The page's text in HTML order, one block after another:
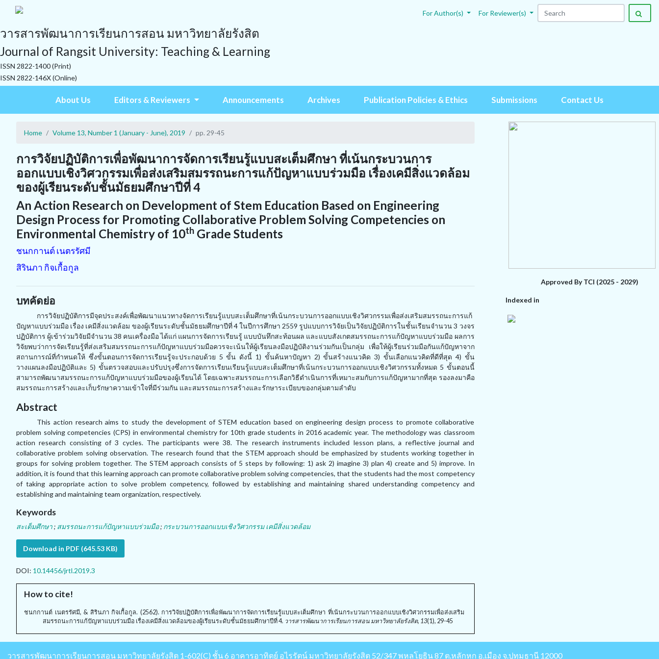
For Author(s) For Reviewer(s)
วารสารพัฒนาการเรียนการสอน มหาวิทยาลัยรังสิต
Journal of Rangsit University: Teaching & Learning
ISSN 2822-1400 (Print)
ISSN 2822-146X (Online)
About Us Editors & Reviewers Announcements Archives Publication Policies & Ethics Submissions Contact Us
Home Volume 13, Number 1 (January - June), 2019 pp. 29-45
การวิจัยปฏิบัติการเพื่อพัฒนาการจัดการเรียนรู้แบบสะเต็มศึกษา ที่เน้นกระบวนการ
ออกแบบเชิงวิศวกรรมเพื่อส่งเสริมสมรรถนะการแก้ปัญหาแบบร่วมมือ เรื่องเคมีสิ่งแวดล้อม
ของผู้เรียนระดับชั้นมัธยมศึกษาปีที่ 4
An Action Research on Development of Stem Education Based on Engineering
Design Process for Promoting Collaborative Problem Solving Competencies on
Environmental Chemistry of 10th Grade Students
ชนกกานต์ เนตรรัศมี
สิรินภา กิจเกื้อกูล
บทคัดย่อ
การวิจัยปฏิบัติการมีจุดประสงค์เพื่อพัฒนาแนวทางจัดการเรียนรู้แบบสะเต็มศึกษาที่เน้นกระบวนการออกแบบเชิงวิศวกรรมเพื่อส่งเสริมสมรรถนะการแก้
ปัญหาแบบร่วมมือ เรื่อง เคมีสิ่งแวดล้อม ของผู้เรียนระดับชั้นมัธยมศึกษาปีที่ 4 ในปีการศึกษา 2559 รูปแบบการวิจัยเป็นวิจัยปฏิบัติการในชั้นเรียนจำนวน 3 วงจร
ปฏิบัติการ ผู้เข้าร่วมวิจัยมีจำนวน 38 คนเครื่องมือ ได้แก่ แผนการจัดการเรียนรู้ แบบบันทึกสะท้อนผล และแบบสังเกตสมรรถนะการแก้ปัญหาแบบร่วมมือ ผลการ
วิจัยพบว่าการจัดเรียนรู้ที่ส่งเสริมสมรรถนะการแก้ปัญหาแบบร่วมมือควรจะเน้นให้ผู้เรียนลงมือปฏิบัติงานร่วมกันเป็นกลุ่ม เพื่อให้ผู้เรียนร่วมมือกันแก้ปัญหาจาก
สถานการณ์ที่กำหนดให้ ซึ่งขั้นตอนการจัดการเรียนรู้จะประกอบด้วย 5 ขั้น ดังนี้ 1) ขั้นค้นหาปัญหา 2) ขั้นสร้างแนวคิด 3) ขั้นเลือกแนวคิดที่ดีที่สุด 4) ขั้น
วางแผนลงมือปฏิบัติและ 5) ขั้นตรวจสอบและปรับปรุงซึ่งการจัดการเรียนเรียนรู้แบบสะเต็มศึกษาที่เน้นกระบวนการออกแบบเชิงวิศวกรรมทั้งหมด 5 ขั้นตอนนี้
สามารถพัฒนาสมรรถนะการแก้ปัญหาแบบร่วมมือของผู้เรียนได้ โดยเฉพาะสมรรถนะการเลือกวิธีดำเนินการที่เหมาะสมกับการแก้ปัญหามากที่สุด รองลงมาคือ
สมรรถนะการสร้างและเก็บรักษาความเข้าใจที่มีร่วมกัน และสมรรถนะการสร้างและรักษาระเบียบของกลุ่มตามลำดับ
Abstract
This action research aims to study the development of STEM education based on engineering design process to promote collaborative
problem solving competencies (CPS) in environmental chemistry for 10th grade students in 2016 academic year. The methodology was classroom
action research consisting of 3 cycles. The participants were 38. The research instruments included lesson plans, a reflective journal and
collaborative problem solving observation. The research found that the STEM approach should be emphasized by students working together in
groups for solving problem together. The STEM approach consists of 5 steps by following: 1) ask 2) imagine 3) plan 4) create and 5) improve. In
addition, it is found that this learning approach can promote collaborative problem solving competencies, that the students had the most competency
of taking appropriate action to solve problem competency, followed by establishing and maintaining shared understanding competency and
establishing and maintaining team organization, respectively.
Keywords
สะเต็มศึกษา; สมรรถนะการแก้ปัญหาแบบร่วมมือ; กระบวนการออกแบบเชิงวิศวกรรม เคมีสิ่งแวดล้อม
Download in PDF (645.53 KB)
DOI: 10.14456/jrtl.2019.3
How to cite!
ชนกกานต์ เนตรรัศมี, & สิรินภา กิจเกื้อกูล. (2562). การวิจัยปฏิบัติการเพื่อพัฒนาการจัดการเรียนรู้แบบสะเต็มศึกษา ที่เน้นกระบวนการออกแบบเชิงวิศวกรรมเพื่อส่งเสริม
สมรรถนะการแก้ปัญหาแบบร่วมมือ เรื่องเคมีสิ่งแวดล้อมของผู้เรียนระดับชั้นมัธยมศึกษาปีที่ 4. วารสารพัฒนาการเรียนการสอน มหาวิทยาลัยรังสิต, 13(1), 29-45
Approved By TCI (2025 - 2029)
Indexed in
วารสารพัฒนาการเรียนการสอน มหาวิทยาลัยรังสิต 1-602(C) ชั้น 6 อาคารอาทิตย์ อุไรรัตน์ มหาวิทยาลัยรังสิต 52/347 พหลโยธิน 87 ต.หลักหก อ.เมือง จ.ปทุมธานี 12000